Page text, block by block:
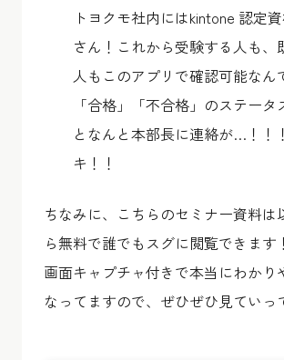
トヨクモ社内にはkintone 認定
さん！これから受験する人も、
人もこのアプリで確認可能なん
「合格」「不合格」のステータ
となんと本部長に連絡が…！！
キ！！
ちなみに、こちらのセミナー資料は
ら無料で誰でもスグに閲覧できます！
画面キャプチャ付きで本当にわかり
なってますので、ぜひぜひ見ていっ